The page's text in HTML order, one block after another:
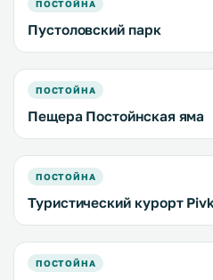
ПОСТОЙНА
Пустоловский парк
ПОСТОЙНА
Пещера Постойнская яма
ПОСТОЙНА
Туристический курорт
ПОСТОЙНА